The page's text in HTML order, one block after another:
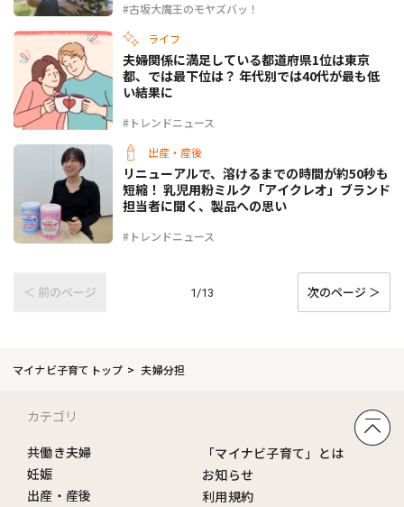
#古坂大魔王のモヤズバッ！
ライフ
#トレンドニュース
夫婦関係に満足している都道府県1位は東京
都、では最下位は？ 年代別では40代が最も低
い結果に
出産・産後
#トレンドニュース
リニューアルで、溶けるまでの時間が約50秒も
短縮！ 乳児用粉ミルク「アイクレオ」ブランド
担当者に聞く、製品への思い
＜ 前のページ 1/13 次のページ ＞
マイナビ子育てトップ 夫婦分担
カテゴリ
共働き夫婦
妊娠
出産・産後
「マイナビ子育て」とは
お知らせ
利用規約